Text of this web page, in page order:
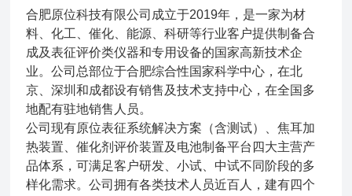
合肥原位科技有限公司成立于2019年，是一家为材
料、化工、催化、能源、科研等行业客户提供制备合
成及表征评价类仪器和专用设备的国家高新技术企
业。公司总部位于合肥综合性国家科学中心，在北
京、深圳和成都设有销售及技术支持中心，在全国多
地配有驻地销售人员。
公司现有原位表征系统解决方案（含测试）、焦耳加
热装置、催化剂评价装置及电池制备平台四大主营产
品体系，可满足客户研发、小试、中试不同阶段的多
样化需求。公司拥有各类技术人员近百人，建有四个